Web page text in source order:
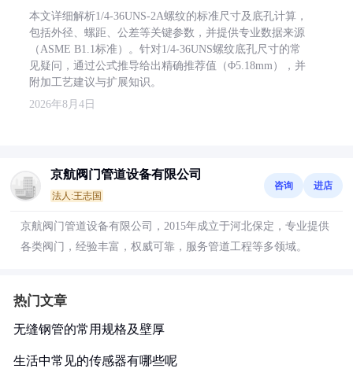
本文详细解析1/4-36UNS-2A螺纹的标准尺寸及底孔计算，
包括外径、螺距、公差等关键参数，并提供专业数据来源
（ASME B1.1标准）。针对1/4-36UNS螺纹底孔尺寸的常
见疑问，通过公式推导给出精确推荐值（Φ5.18mm），并
附加工艺建议与扩展知识。
2026年8月4日
京航阀门管道设备有限公司
法人:王志国
咨询 进店
京航阀门管道设备有限公司，2015年成立于河北保定，专业提供
各类阀门，经验丰富，权威可靠，服务管道工程等多领域。
热门文章
无缝钢管的常用规格及壁厚
生活中常见的传感器有哪些呢